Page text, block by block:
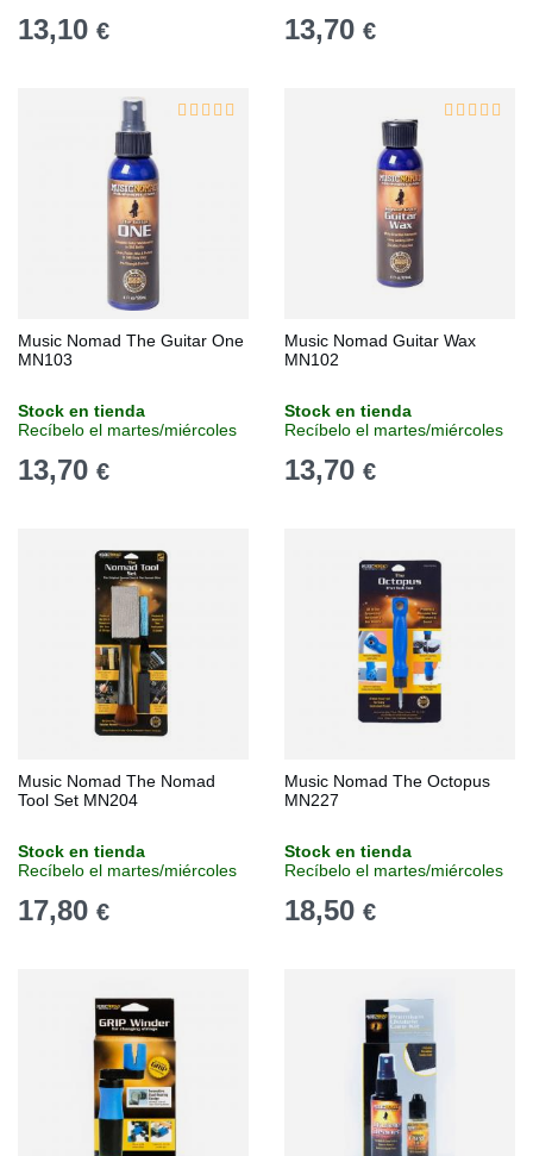
13,10 € 13,70 €
Music Nomad The Guitar One
MN103
Stock en tienda
Recíbelo el martes/miércoles
13,70 €
Music Nomad Guitar Wax
MN102
Stock en tienda
Recíbelo el martes/miércoles
13,70 €
Music Nomad The Nomad
Tool Set MN204
Stock en tienda
Recíbelo el martes/miércoles
17,80 €
Music Nomad The Octopus
MN227
Stock en tienda
Recíbelo el martes/miércoles
18,50 €